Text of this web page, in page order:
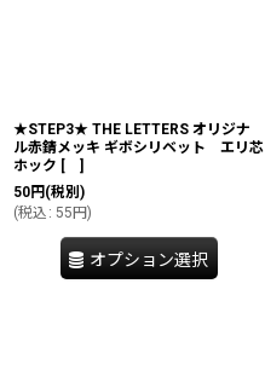
★STEP3★ THE LETTERS オリジナ
ル赤錆メッキ ギボシリベット エリ芯
ホック [
]
50円 (税別)
(税込 : 55 円)
オプション選択